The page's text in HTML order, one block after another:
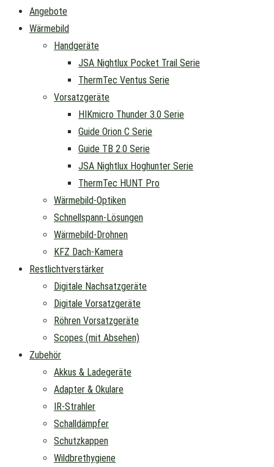
Angebote
Wärmebild
Handgeräte
JSA Nightlux Pocket Trail Serie
ThermTec Ventus Serie
Vorsatzgeräte
HIKmicro Thunder 3.0 Serie
Guide Orion C Serie
Guide TB 2.0 Serie
JSA Nightlux Hoghunter Serie
ThermTec HUNT Pro
Wärmebild-Optiken
Schnellspann-Lösungen
Wärmebild-Drohnen
KFZ Dach-Kamera
Restlichtverstärker
Digitale Nachsatzgeräte
Digitale Vorsatzgeräte
Röhren Vorsatzgeräte
Scopes (mit Absehen)
Zubehör
Akkus & Ladegeräte
Adapter & Okulare
IR-Strahler
Schalldämpfer
Schutzkappen
Wildbrethygiene